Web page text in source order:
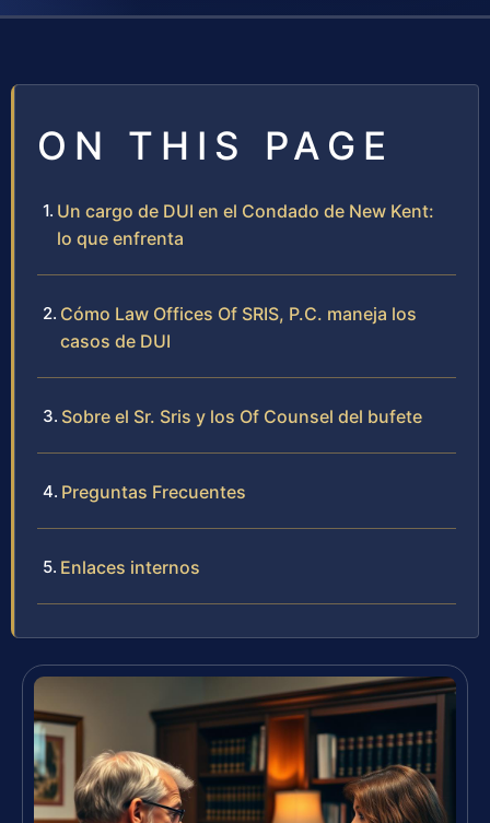
ON THIS PAGE
Un cargo de DUI en el Condado de New Kent:
lo que enfrenta
Cómo Law Offices Of SRIS, P.C. maneja los
casos de DUI
Sobre el Sr. Sris y los Of Counsel del bufete
Preguntas Frecuentes
Enlaces internos